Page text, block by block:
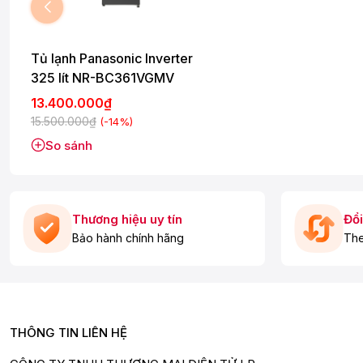
* Hình ảnh chỉ mang tính chất minh họa
Ngăn đá
Tủ lạnh Panasonic Inverter
325 lít NR-BC361VGMV
13.400.000₫
15.500.000₫ (-14%)
So sánh
Thương hiệu uy tín
Bảo hành chính hãng
THÔNG TIN LIÊN HỆ